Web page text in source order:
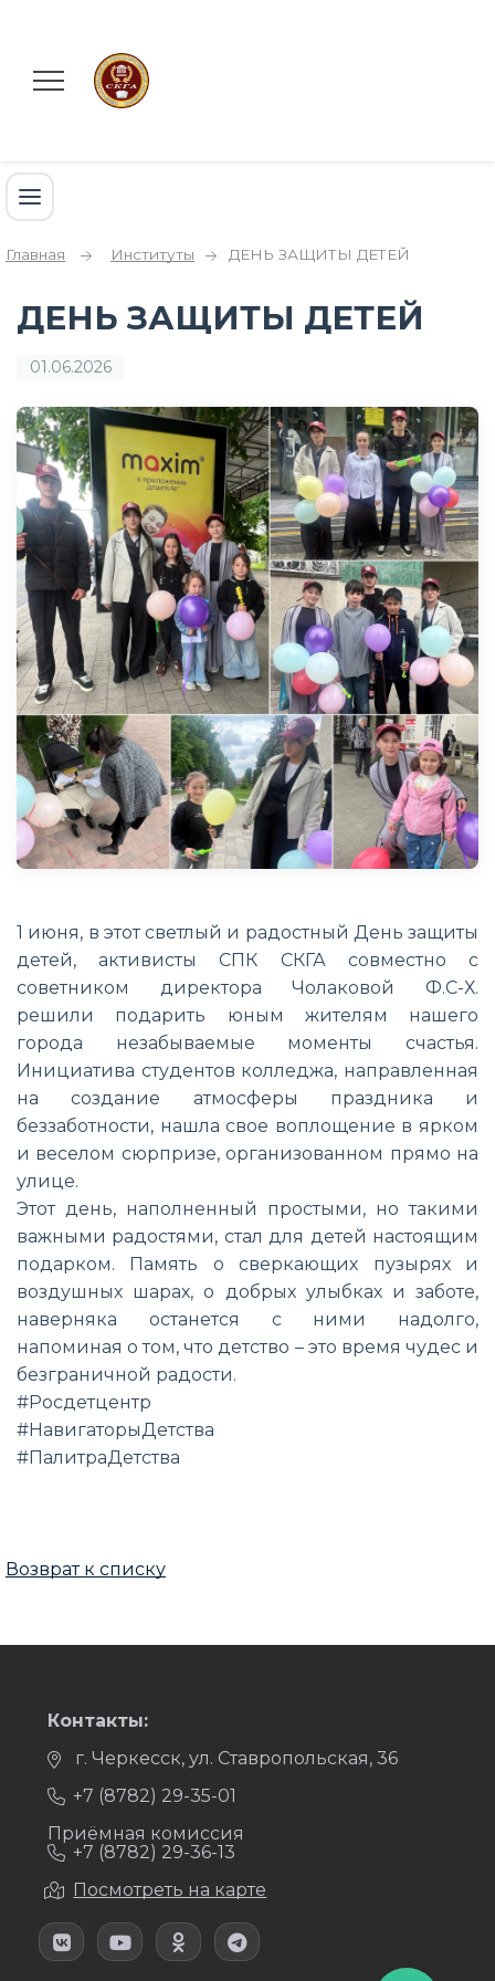
Главная Институты ДЕНЬ ЗАЩИТЫ ДЕТЕЙ
ДЕНЬ ЗАЩИТЫ ДЕТЕЙ
01.06.2026
1 июня, в этот светлый и радостный День защиты
детей, активисты СПК СКГА совместно с
советником директора Чолаковой Ф.С-Х.
решили подарить юным жителям нашего
города незабываемые моменты счастья.
Инициатива студентов колледжа, направленная
на создание атмосферы праздника и
беззаботности, нашла свое воплощение в ярком
и веселом сюрпризе, организованном прямо на
улице.
Этот день, наполненный простыми, но такими
важными радостями, стал для детей настоящим
подарком. Память о сверкающих пузырях и
воздушных шарах, о добрых улыбках и заботе,
наверняка останется с ними надолго,
напоминая о том, что детство – это время чудес и
безграничной радости.
#Росдетцентр
#НавигаторыДетства
#ПалитраДетства
Возврат к списку
Контакты:
г. Черкесск, ул. Ставропольская, 36
+7 (8782) 29-35-01
Приёмная комиссия
+7 (8782) 29-36-13
Посмотреть на карте